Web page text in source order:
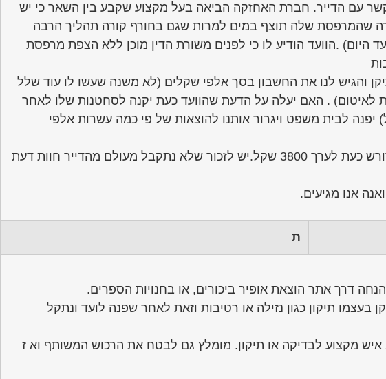
עם הדייר. חברת האחזקה הביאה בעל מקצוע שקבע בין השאר כי יש
שהמרפסת שלה תוצף במים למרות שגם בחורף קורה תהליך הרבה
.הוועד הודיע לו כי לפנים משורת הדין מוכן ללא הצפת מרפסת
והגיש לנו את החשבון בסך אלפי שקלים (לא משנה שעשו לו עוד שלל
לאיטום) . האם יעלה על הדעת שהוועד כעת יקנה לסחטנות שלו לאחר
שאם לא נשלם לו את התיקון שעשה בחוץ באלפי שקלים (בתוך הבית העלות הייתה 70 שקל) יפנה לבית משפט ויגרור אותנו להוצאות של פי כמה עשרות אלפי
למעשה הוועד במילכוד לא ישלם יגרור אותנו לבית משפט והעלות של עורך דין תהיה כבר כמו מה שהוא דורש כעת לערך 3800 שקל.יש לזכור שלא נתקבל מעולם מהדייר חוות דעת
אנו מגיעים.
ת
תיקון כגון נזילה או רטיבות וזאת לאחר שפנה לועד ונתקל
מקצוע לבדיקה או תיקון. מומלץ גם לבטח את הרכוש המשותף וא ז